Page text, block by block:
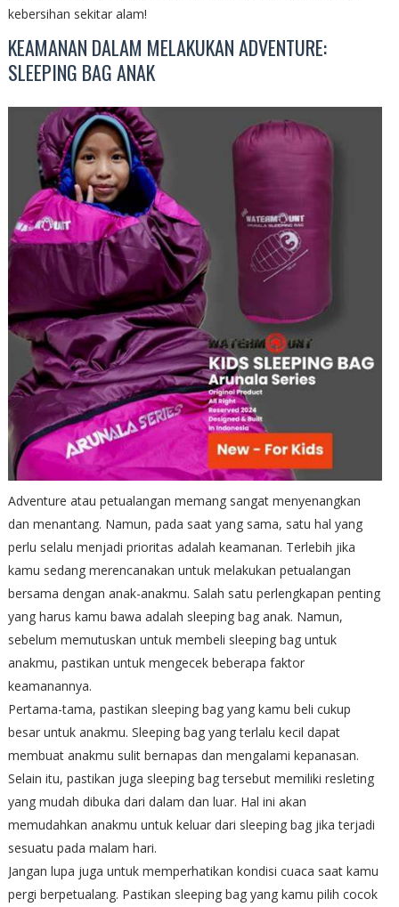
kebersihan sekitar alam!
KEAMANAN DALAM MELAKUKAN ADVENTURE:
SLEEPING BAG ANAK
Adventure atau petualangan memang sangat menyenangkan
dan menantang. Namun, pada saat yang sama, satu hal yang
perlu selalu menjadi prioritas adalah keamanan. Terlebih jika
kamu sedang merencanakan untuk melakukan petualangan
bersama dengan anak-anakmu. Salah satu perlengkapan penting
yang harus kamu bawa adalah sleeping bag anak. Namun,
sebelum memutuskan untuk membeli sleeping bag untuk
anakmu, pastikan untuk mengecek beberapa faktor
keamanannya.
Pertama-tama, pastikan sleeping bag yang kamu beli cukup
besar untuk anakmu. Sleeping bag yang terlalu kecil dapat
membuat anakmu sulit bernapas dan mengalami kepanasan.
Selain itu, pastikan juga sleeping bag tersebut memiliki resleting
yang mudah dibuka dari dalam dan luar. Hal ini akan
memudahkan anakmu untuk keluar dari sleeping bag jika terjadi
sesuatu pada malam hari.
Jangan lupa juga untuk memperhatikan kondisi cuaca saat kamu
pergi berpetualang. Pastikan sleeping bag yang kamu pilih cocok